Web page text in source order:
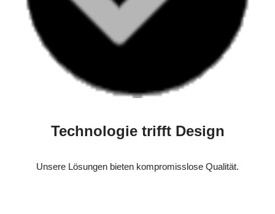
Technologie trifft Design
Unsere Lösungen bieten kompromisslose Qualität.